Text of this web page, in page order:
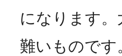
になります
難いものです